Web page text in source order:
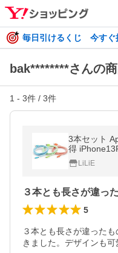
毎日引けるくじ 今すぐ
bak********さんの
1 - 3件 / 3件
3本セット
得
one SE 8 7
ーブル
LiLiE
5
３本とも長さが違った
きました。デザインも可